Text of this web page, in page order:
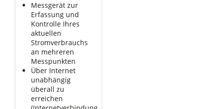
Messgerät zur
Erfassung und
Kontrolle Ihres
aktuellen
Stromverbrauchs
an mehreren
Messpunkten
Über Internet
unabhängig
überall zu
erreichen